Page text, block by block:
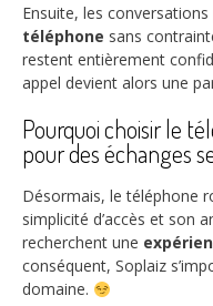
Ensuite, les
téléphone sans
restent entièrement
appel devient alors une
Pourquoi choisir le
pour des échanges
Désormais, le téléphone
simplicité d’accès et son
recherchent une
conséquent, Soplaiz
domaine.